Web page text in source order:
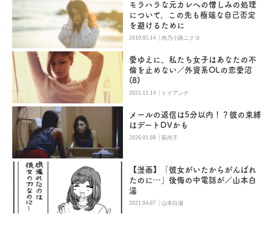
モラハラな元カレへの憎しみの処理
について。この先も極端な自己否定
を避けるために
2019.05.14 |肉乃小路ニクヨ
愛ゆえに、私たち女子はあなたの不
倫を止めない／外資系OLの恋愛沼
(8)
2025.11.14 | トイアンナ
メールの返信は5分以内！？彼の束縛
はデートDVかも
2026.01.08 |荻尚子
【漫画】「彼女がいたからがんばれ
たのに…」後悔の中電話が／山本白
湯
2021.04.07 |山本白湯